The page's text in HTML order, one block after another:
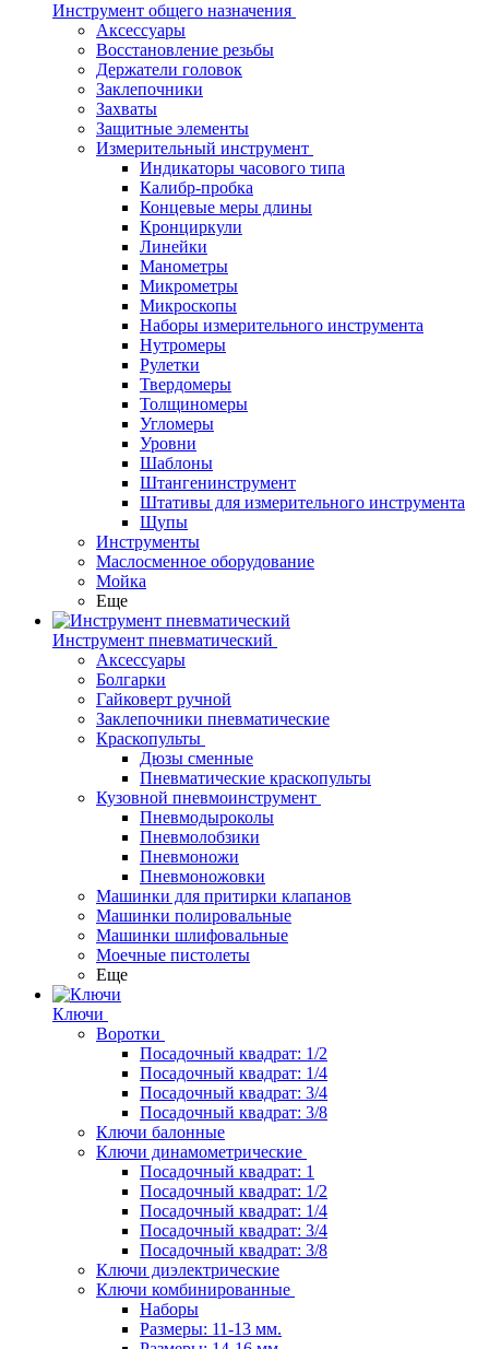
Инструмент общего назначения
Аксессуары
Восстановление резьбы
Держатели головок
Заклепочники
Захваты
Защитные элементы
Измерительный инструмент
Индикаторы часового типа
Калибр-пробка
Концевые меры длины
Кронциркули
Линейки
Манометры
Микрометры
Микроскопы
Наборы измерительного инструмента
Нутромеры
Рулетки
Твердомеры
Толщиномеры
Угломеры
Уровни
Шаблоны
Штангенинструмент
Штативы для измерительного инструмента
Щупы
Инструменты
Маслосменное оборудование
Мойка
Еще
Инструмент пневматический
Аксессуары
Болгарки
Гайковерт ручной
Заклепочники пневматические
Краскопульты
Дюзы сменные
Пневматические краскопульты
Кузовной пневмоинструмент
Пневмодыроколы
Пневмолобзики
Пневмоножи
Пневмоножовки
Машинки для притирки клапанов
Машинки полировальные
Машинки шлифовальные
Моечные пистолеты
Еще
Ключи
Воротки
Посадочный квадрат: 1/2
Посадочный квадрат: 1/4
Посадочный квадрат: 3/4
Посадочный квадрат: 3/8
Ключи балонные
Ключи динамометрические
Посадочный квадрат: 1
Посадочный квадрат: 1/2
Посадочный квадрат: 1/4
Посадочный квадрат: 3/4
Посадочный квадрат: 3/8
Ключи диэлектрические
Ключи комбинированные
Наборы
Размеры: 11-13 мм.